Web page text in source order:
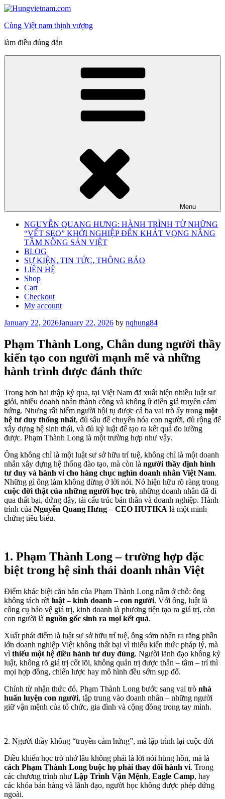
Skip
content
Cùng Việt nam thịnh vượng
làm điều đúng đắn
Menu
NGUYỄN QUANG HƯNG: HÀNH TRÌNH TỪ NHỮNG
“VẾT SẸO” KHỞI NGHIỆP ĐẾN KHÁT VỌNG NÂNG
TẦM NÔNG SẢN VIỆT
BLOG
SỰ KIỆN, TIN TỨC, THÔNG BÁO
LIÊN HỆ
Shop
Cart
Checkout
My account
Posted
January 22, 2026January 22, 2026 by nqhung84
Phạm Thành Long, Chân dung người thầy
kiến tạo con người mạnh mẽ và những
hành trình được đánh thức
Trong hơn hai thập kỷ qua, tại Việt Nam đã xuất hiện nhiều luật sư
giỏi, nhiều doanh nhân thành công và không ít diễn giả truyền cảm
hứng. Nhưng rất hiếm người hội tụ được cả ba vai trò ấy trong một
hệ tư duy thống nhất, đủ sâu để chuyển hóa con người, đủ rộng để
xây dựng hệ sinh thái, và đủ kỷ luật để tạo ra kết quả đo lường
được. Phạm Thành Long là một trường hợp như vậy.
Ông không chỉ là một luật sư sở hữu trí tuệ, không chỉ là một doanh
nhân xây dựng hệ thống đào tạo, mà còn là người thầy định hình
tư duy và hành vi cho hàng chục nghìn doanh nhân Việt Nam.
Những gì ông làm không dừng ở lời nói. Nó hiện hữu rõ ràng trong
cuộc đời thật của những người học trò, những doanh nhân đã đi
qua thất bại, đứng dậy, tái cấu trúc bản thân và doanh nghiệp. Hành
trình của Nguyễn Quang Hưng – CEO HUTIKA là một minh
chứng tiêu biểu.
1. Phạm Thành Long – trường hợp đặc
biệt trong hệ sinh thái doanh nhân Việt
Điểm khác biệt căn bản của Phạm Thành Long nằm ở chỗ: ông
không tách rời luật – kinh doanh – con người. Với ông, luật là
công cụ bảo vệ giá trị, kinh doanh là phương tiện tạo ra giá trị, còn
con người là nguồn gốc sinh ra mọi kết quả.
Xuất phát điểm là luật sư sở hữu trí tuệ, ông sớm nhận ra rằng phần
lớn doanh nghiệp Việt không thất bại vì thiếu kiến thức pháp lý, mà
vì thiếu một hệ điều hành tư duy đúng. Người lãnh đạo không kỷ
luật, không rõ giá trị cốt lõi, không quản trị được thân – tâm – trí thì
mọi hợp đồng, chiến lược hay mô hình đều sớm sụp đổ.
Chính từ nhận thức đó, Phạm Thành Long bước sang vai trò nhà
huấn luyện con người, tập trung vào doanh nhân – những người
giữ vận mệnh của tổ chức, gia đình và cộng đồng trong tay mình.
2. Người thầy không “truyền cảm hứng”, mà lập trình lại cuộc đời
Điều khiến học trò nhớ lâu không phải là lời nói hùng hồn, mà là
cách Phạm Thành Long buộc họ phải thay đổi hành vi. Trong
các chương trình như Lập Trình Vận Mệnh, Eagle Camp, hay
các khóa bán hàng và lãnh đạo, người học không được phép đứng
ngoài.